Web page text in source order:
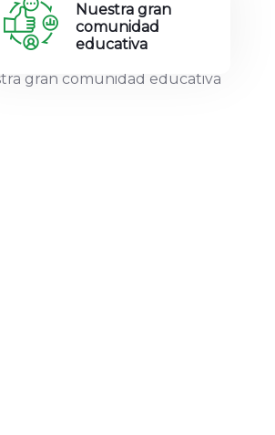
Nuestra gran
comunidad
educativa